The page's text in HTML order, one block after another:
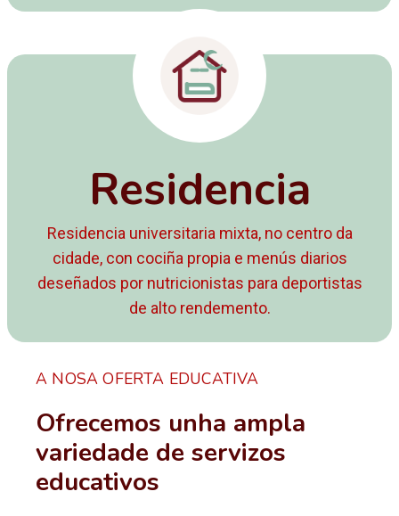
Residencia
Residencia universitaria mixta, no centro da
cidade, con cociña propia e menús diarios
deseñados por nutricionistas para deportistas
de alto rendemento.
A NOSA OFERTA EDUCATIVA
Ofrecemos unha ampla
variedade de servizos
educativos